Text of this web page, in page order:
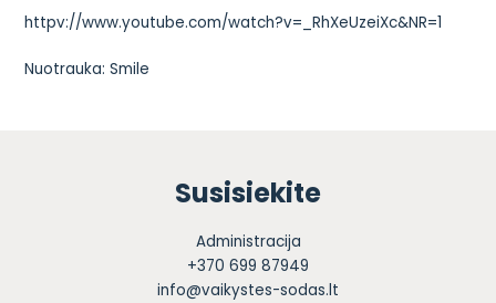
httpv://www.youtube.com/watch?v=_RhXeUzeiXc&NR=1
Nuotrauka:Smile
Susisiekite
Administracija
+370 699 87949
info@vaikystes-sodas.lt